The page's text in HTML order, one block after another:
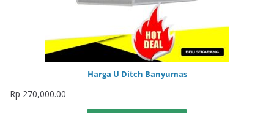
Harga U Ditch Banyumas
Rp 270,000.00